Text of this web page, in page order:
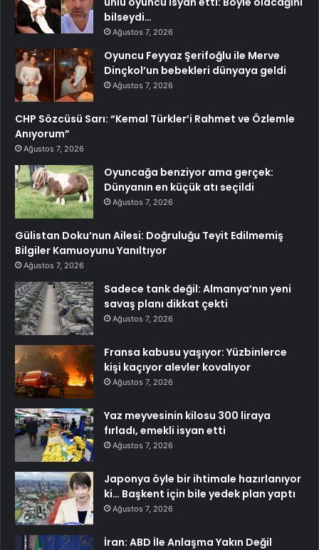
bilseydi…
Ağustos 7, 2026
Oyuncu Feyyaz Şerifoğlu ile Merve
Dinçkol’un bebekleri dünyaya geldi
Ağustos 7, 2026
CHP Sözcüsü Sarı: “Kemal Türkler’i Rahmet ve Özlemle
Anıyorum”
Ağustos 7, 2026
Oyuncağa benziyor ama gerçek:
Dünyanın en küçük atı seçildi
Ağustos 7, 2026
Gülistan Doku’nun Ailesi: Doğruluğu Teyit Edilmemiş
Bilgiler Kamuoyunu Yanıltıyor
Ağustos 7, 2026
Sadece tank değil: Almanya’nın yeni
savaş planı dikkat çekti
Ağustos 7, 2026
Fransa kabusu yaşıyor: Yüzbinlerce
kişi kaçıyor alevler kovalıyor
Ağustos 7, 2026
Yaz meyvesinin kilosu 300 liraya
fırladı, emekli isyan etti
Ağustos 7, 2026
Japonya öyle bir ihtimale hazırlanıyor
ki… Başkent için bile yedek plan yaptı
Ağustos 7, 2026
İran: ABD İle Anlaşma Yakın Değil